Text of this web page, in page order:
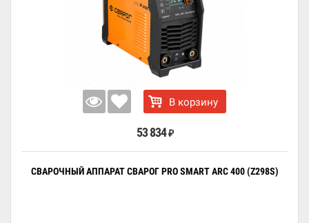
В корзину
53 834 ₽
СВАРОЧНЫЙ АППАРАТ СВАРОГ PRO SMART ARC 400 (Z298S)